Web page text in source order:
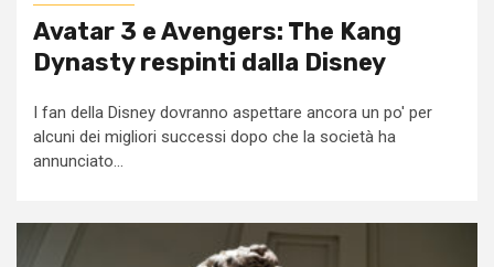
Avatar 3 e Avengers: The Kang
Dynasty respinti dalla Disney
I fan della Disney dovranno aspettare ancora un po' per
alcuni dei migliori successi dopo che la società ha
annunciato...